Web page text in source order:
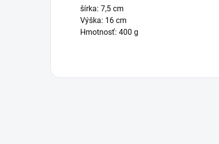
šírka: 7,5 cm
Výška: 16 cm
Hmotnosť: 400 g